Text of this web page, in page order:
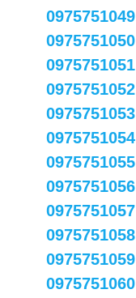
0975751049
0975751050
0975751051
0975751052
0975751053
0975751054
0975751055
0975751056
0975751057
0975751058
0975751059
0975751060